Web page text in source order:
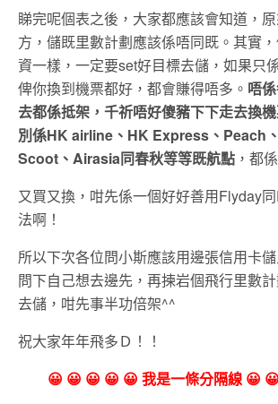
睇完呢個表之後，大家都應該會知道，
方，儲既里數計劃應該係唔同既。其實
資一樣，一定要set好目標去儲，如果只
俾你換到機票都好，都會賺得唔多。 唔
去都係抵架，千祈唔好傻豬下下走去換
別係HK airline、HK Express、Peach
Scoot、Airasia同春秋等等既航點 ，都
又買又換，咁先係一個好好善用Flyday
法啊！
所以下次各位問小斯應該用邊張信用卡
問下自己想去邊先，再揀岩個飛行里數
去儲，咁先事半功倍架^^
祝大家年年飛多Ｄ！！
😀 😀 😀 😀 😀 我是一條分隔線 😀